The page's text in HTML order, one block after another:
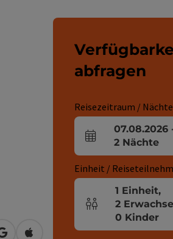
abfragen
Reisezeitraum / Nächte
An- und Abreisefelder
07.08.2026
2 Nächte
Einheit /
Einheitenanzahl und
1 Einheit,
2
0 Kinder